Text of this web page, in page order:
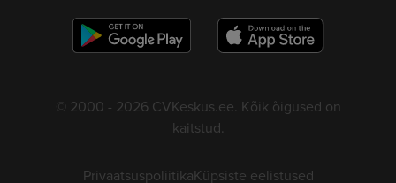
© 2000 - 2026 CVKeskus.ee. Kõik õigused on
kaitstud.
PrivaatsuspoliitikaKüpsiste eelistused